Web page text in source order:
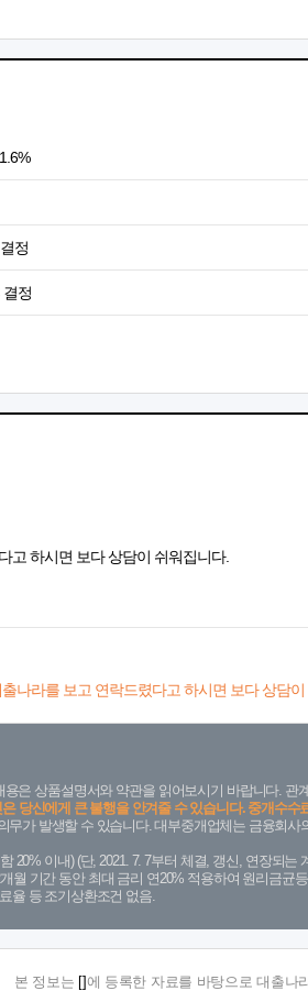
정
정
고 하시면 보다 상담이 쉬워집니다.
나라를 보고 연락드렸다고 하시면 보다 상담이
은 상품설명서와 약관을 읽어보시기 바랍니다.
당신에게 큰 불행을 안겨줄 수 있습니다. 중개수수
무가 발생할 수 있습니다. 대부중개업체는 금융회
20% 이내) (단, 2021. 7. 7부터 체결, 갱신, 연장되
월 기간 동안 최대 금리 연20% 적용하여 원리금
율 등 조기상환조건 없음.
본 정보는
에 등록한 자료를 바탕으로 대출나